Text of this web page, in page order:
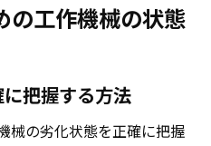
の工作機械の状態
把握する方法
械の劣化状態を正確に把握